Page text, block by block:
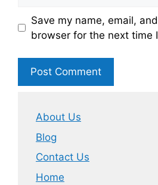
Save my name, email,
browser for the next time
About Us
Blog
Contact Us
Home